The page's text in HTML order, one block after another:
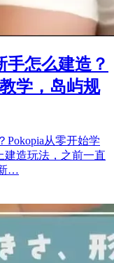
手怎么建造？
学，岛屿规
Pokopia从零开始学
建造玩法，之前一直
…